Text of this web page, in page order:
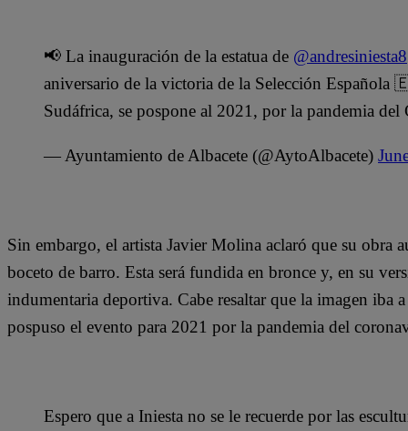
📢 La inauguración de la estatua de @andresiniesta8
aniversario de la victoria de la Selección
Sudáfrica, se pospone al 2021, por la pandemia
— Ayuntamiento de Albacete (@AytoAlbacete)
Sin embargo, el artista Javier Molina aclaró que su obra
boceto de barro. Esta será fundida en bronce y, en su
indumentaria deportiva. Cabe resaltar que la imagen iba
pospuso el evento para 2021 por la pandemia del
Espero que a Iniesta no se le recuerde por las